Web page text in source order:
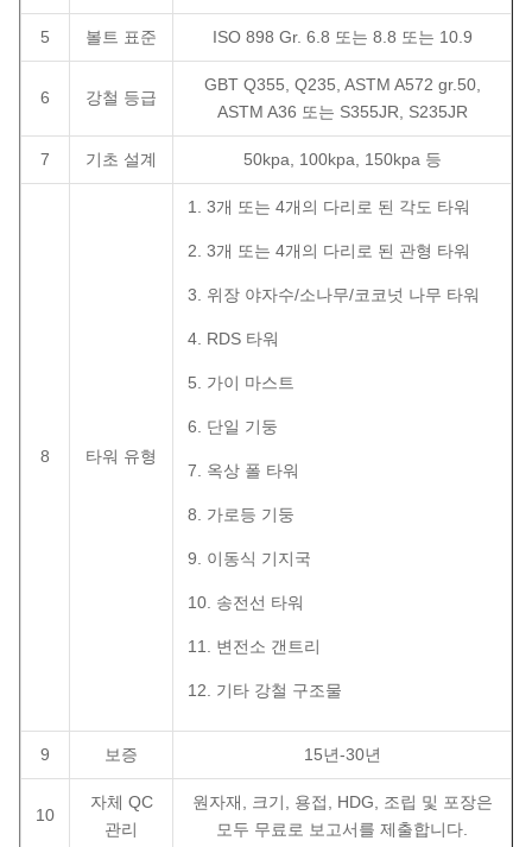
5 볼트 표준 ISO 898 Gr. 6.8 또는 8.8 또는 10.9
6 강철 등급
GBT Q355, Q235, ASTM A572 gr.50,
ASTM A36 또는 S355JR, S235JR
7 기초 설계 50kpa, 100kpa, 150kpa 등
8 타워 유형
1. 3개 또는 4개의 다리로 된 각도 타워
2. 3개 또는 4개의 다리로 된 관형 타워
3. 위장 야자수/소나무/코코넛 나무 타워
4. RDS 타워
5. 가이 마스트
6. 단일 기둥
7. 옥상 폴 타워
8. 가로등 기둥
9. 이동식 기지국
10. 송전선 타워
11. 변전소 갠트리
12. 기타 강철 구조물
9 보증 15년-30년
10
자체 QC
관리
원자재, 크기, 용접, HDG, 조립 및 포장은
모두 무료로 보고서를 제출합니다.